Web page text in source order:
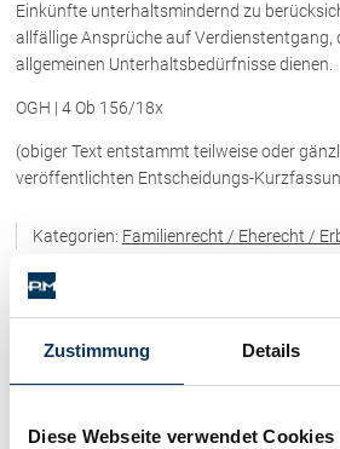
Zustimmung Details
Diese Webseite verwendet Cookies
Paragraphen & Mehr
Medien
NOVUM
Fachliteratur
FAQ
Unternehmensnachfolge in der
Familie
und Übergabeverträgen
Check dein Recht/Erbrecht
Einkünfte unterhaltsmindernd zu
allfällige Ansprüche auf Verdienstentgang,
allgemeinen Unterhaltsbedürfnisse dienen.
OGH | 4 Ob 156/18x
(obiger Text entstammt teilweise oder
veröffentlichten Entscheidungs-
Kategorien: Familienrecht / Eherecht /
Kategorien
Immobilienrecht / Mietrecht /